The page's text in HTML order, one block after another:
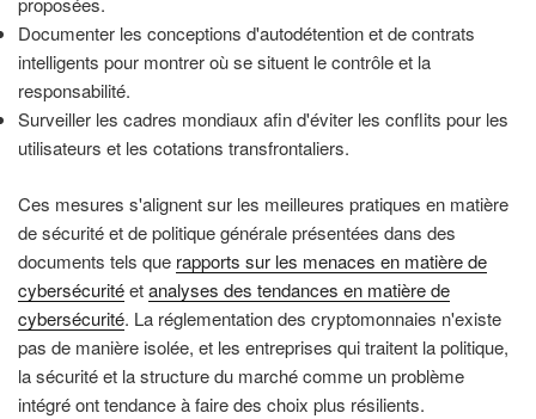
Documenter les conceptions d'autodétention et de contrats
intelligents pour montrer où se situent le contrôle et la
responsabilité.
Surveiller les cadres mondiaux afin d'éviter les conflits pour les
utilisateurs et les cotations transfrontaliers.
Ces mesures s'alignent sur les meilleures pratiques en matière
de sécurité et de politique générale présentées dans des
documents tels que rapports sur les menaces en matière de
cybersécuritéetanalyses des tendances en matière de
cybersécurité. La réglementation des cryptomonnaies n'existe
pas de manière isolée, et les entreprises qui traitent la politique,
la sécurité et la structure du marché comme un problème
intégré ont tendance à faire des choix plus résilients.